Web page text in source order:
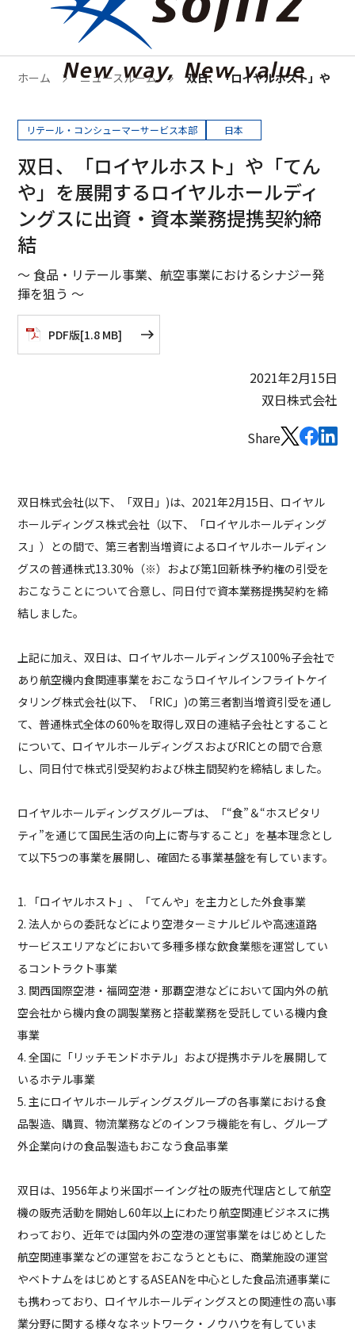
ホーム ニュースルーム 双日、「ロイヤルホスト」や「
リテール・コンシューマーサービス本部 日本
双日、「ロイヤルホスト」や「てん
や」を展開するロイヤルホールディ
ングスに出資・資本業務提携契約締
結
～ 食品・リテール事業、航空事業におけるシナジー発
揮を狙う ～
PDF版[1.8 MB]
2021年2月15日
双日株式会社
Share
双日株式会社(以下、「双日」)は、2021年2月15日、ロイヤル
ホールディングス株式会社（以下、「ロイヤルホールディング
ス」）との間で、第三者割当増資によるロイヤルホールディン
グスの普通株式13.30%（※）および第1回新株予約権の引受を
おこなうことについて合意し、同日付で資本業務提携契約を締
結しました。
上記に加え、双日は、ロイヤルホールディングス100%子会社で
あり航空機内食関連事業をおこなうロイヤルインフライトケイ
タリング株式会社(以下、「RIC」)の第三者割当増資引受を通し
て、普通株式全体の60%を取得し双日の連結子会社とすること
について、ロイヤルホールディングスおよびRICとの間で合意
し、同日付で株式引受契約および株主間契約を締結しました。
ロイヤルホールディングスグループは、「“食”＆“ホスピタリ
ティ”を通じて国民生活の向上に寄与すること」を基本理念とし
て以下5つの事業を展開し、確固たる事業基盤を有しています。
1. 「ロイヤルホスト」、「てんや」を主力とした外食事業
2. 法人からの委託などにより空港ターミナルビルや高速道路
サービスエリアなどにおいて多種多様な飲食業態を運営してい
るコントラクト事業
3. 関西国際空港・福岡空港・那覇空港などにおいて国内外の航
空会社から機内食の調製業務と搭載業務を受託している機内食
事業
4. 全国に「リッチモンドホテル」および提携ホテルを展開して
いるホテル事業
5. 主にロイヤルホールディングスグループの各事業における食
品製造、購買、物流業務などのインフラ機能を有し、グループ
外企業向けの食品製造もおこなう食品事業
双日は、1956年より米国ボーイング社の販売代理店として航空
機の販売活動を開始し60年以上にわたり航空関連ビジネスに携
わっており、近年では国内外の空港の運営事業をはじめとした
航空関連事業などの運営をおこなうとともに、商業施設の運営
やベトナムをはじめとするASEANを中心とした食品流通事業に
も携わっており、ロイヤルホールディングスとの関連性の高い事
業分野に関する様々なネットワーク・ノウハウを有していま